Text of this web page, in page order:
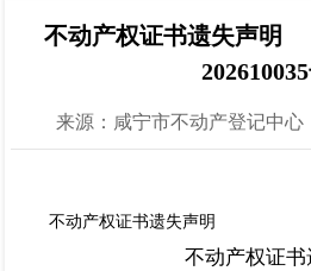
不动产权证书遗失声
来源：咸宁市不动产登记中心
不动产权证书遗失声明
不动产权证书